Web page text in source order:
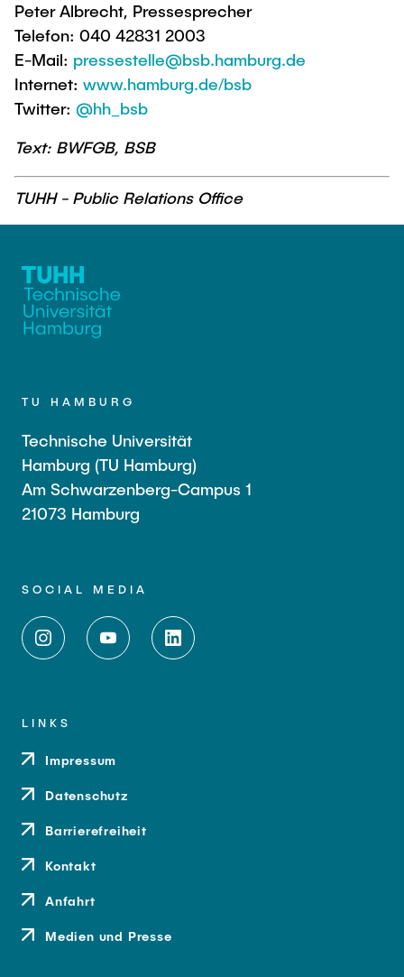
Peter Albrecht, Pressesprecher
Telefon: 040 42831 2003
E-Mail: pressestelle@bsb.hamburg.de
Internet: www.hamburg.de/bsb
Twitter: @hh_bsb
Text: BWFGB, BSB
TUHH - Public Relations Office
TU HAMBURG
Technische Universität
Hamburg (TU Hamburg)
Am Schwarzenberg-Campus 1
21073 Hamburg
SOCIAL MEDIA
LINKS
Impressum
Datenschutz
Barrierefreiheit
Kontakt
Anfahrt
Medien und Presse